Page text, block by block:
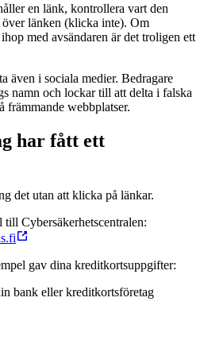
en länk, kontrollera vart den
över länken (klicka inte). Om
med avsändaren är det troligen ett
även i sociala medier. Bedragare
namn och lockar till att delta i falska
främmande webbplatser.
har fått ett
det utan att klicka på länkar.
Cybersäkerhetscentralen:
gav dina kreditkortsuppgifter:
bank eller kreditkortsföretag